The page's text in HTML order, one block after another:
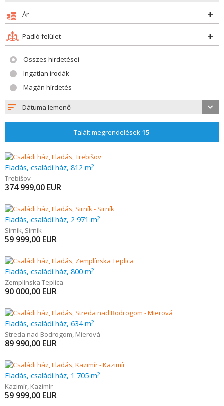
Ár
Padló felület
Összes hirdetései
Ingatlan irodák
Magán hírdetés
Dátuma lemenő
Talált megrendelések 15
Eladás, családi ház, 812 m2
Trebišov
374 999,00 EUR
Eladás, családi ház, 2 971 m2
Sirník, Sirník
59 999,00 EUR
Eladás, családi ház, 800 m2
Zemplínska Teplica
90 000,00 EUR
Eladás, családi ház, 634 m2
Streda nad Bodrogom, Mierová
89 990,00 EUR
Eladás, családi ház, 1 705 m2
Kazimír, Kazimír
59 999,00 EUR